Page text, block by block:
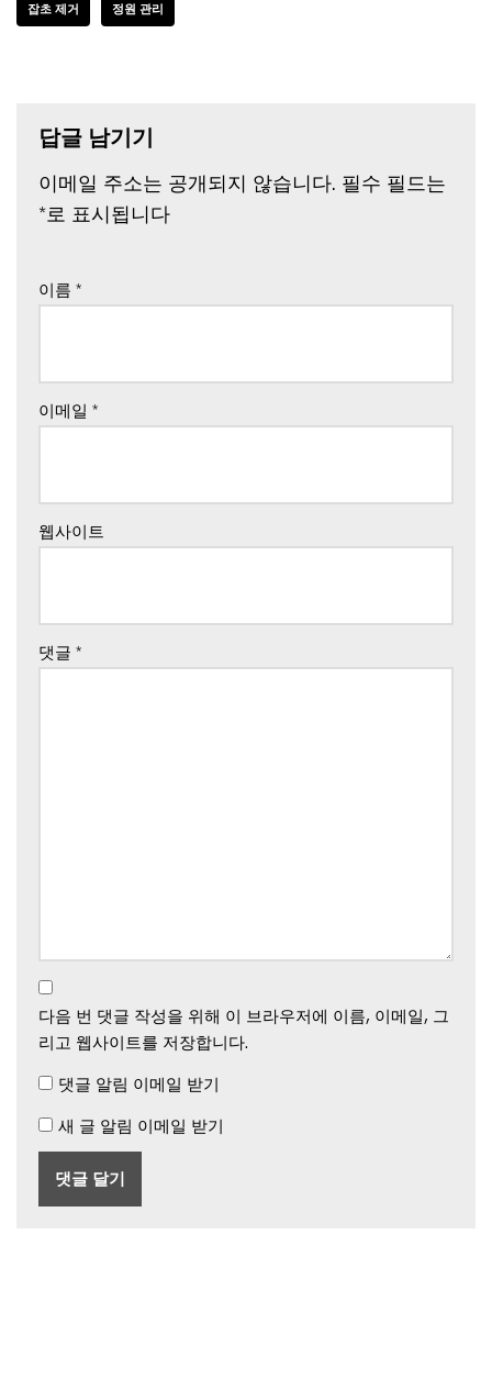
잡초 제거 정원 관리
답글 남기기
이메일 주소는 공개되지 않습니다. 필수 필드는
*로 표시됩니다
이름 *
이메일 *
웹사이트
댓글 *
다음 번 댓글 작성을 위해 이 브라우저에 이름, 이메일, 그
리고 웹사이트를 저장합니다.
댓글 알림 이메일 받기
새 글 알림 이메일 받기